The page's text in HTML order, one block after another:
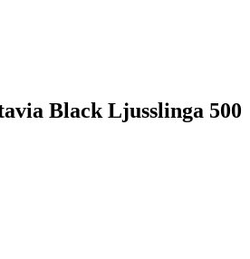
Black Ljusslinga 500